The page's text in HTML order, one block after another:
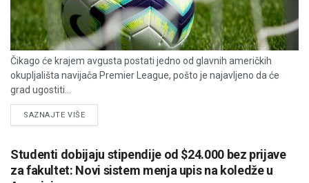
Čikago će krajem avgusta postati jedno od glavnih američkih
okupljališta navijača Premier League, pošto je najavljeno da će
grad ugostiti...
SAZNAJTE VIŠEDETAILS
Studenti dobijaju stipendije od $24.000 bez prijave
za fakultet: Novi sistem menja upis na koledže u